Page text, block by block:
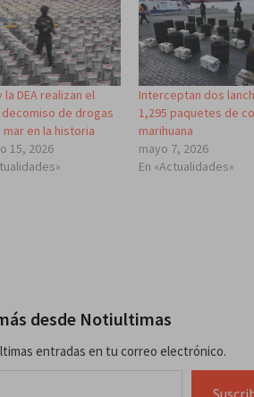
la DEA realizan el
de drogas
mar en la historia
15, 2026
Interceptan dos
1,295 paquetes de
marihuana
mayo 7, 2026
En «Actualidades»
desde Notiultimas
entradas en tu correo electrónico.